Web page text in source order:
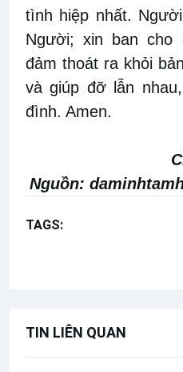
tình hiệp nhất.
Người; xin ban cho
đảm thoát ra khỏi
và giúp đỡ lẫn
đình. Amen.
Nguồn:
TAGS:
TIN LIÊN QUAN